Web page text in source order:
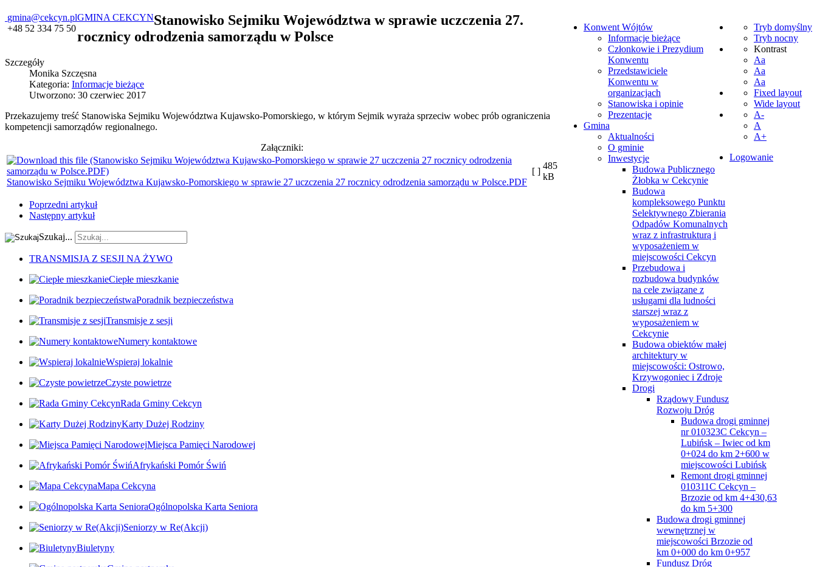
gmina@cekcyn.pl
+48 52 334 75 50
Tryb domyślny
Tryb nocny
Kontrast
Aa
Aa
Aa
Fixed layout
Wide layout
A-
A
A+
Logowanie
GMINA CEKCYN
Konwent Wójtów
Informacje bieżące
Członkowie i Prezydium
Konwentu
Przedstawiciele
Konwentu w
organizacjach
Stanowiska i opinie
Prezentacje
Gmina
Aktualności
O gminie
Inwestycje
Budowa Publicznego
Żłobka w Cekcynie
Budowa
kompleksowego Punktu
Selektywnego Zbierania
Odpadów Komunalnych
wraz z infrastrukturą i
wyposażeniem w
miejscowości Cekcyn
Przebudowa i
rozbudowa budynków
na cele związane z
usługami dla ludności
starszej wraz z
wyposażeniem w
Cekcynie
Budowa obiektów małej
architektury w
miejscowości: Ostrowo,
Krzywogoniec i Zdroje
Drogi
Rządowy Fundusz
Rozwoju Dróg
Budowa drogi gminnej
nr 010323C Cekcyn –
Lubińsk – Iwiec od km
0+024 do km 2+600 w
miejscowości Lubińsk
Remont drogi gminnej
010311C Cekcyn –
Brzozie od km 4+430,63
do km 5+300
Budowa drogi gminnej
wewnętrznej w
miejscowości Brzozie od
km 0+000 do km 0+957
Fundusz Dróg
Stanowisko Sejmiku Województwa w sprawie uczczenia 27.
rocznicy odrodzenia samorządu w Polsce
Szczegóły
Monika Szczęsna
Kategoria: Informacje bieżące
Utworzono: 30 czerwiec 2017
Przekazujemy treść Stanowiska Sejmiku Województwa Kujawsko-Pomorskiego, w którym Sejmik wyraża sprzeciw wobec prób ograniczenia
kompetencji samorządów regionalnego.
Załączniki:
Stanowisko Sejmiku Województwa Kujawsko-Pomorskiego w sprawie 27 uczczenia 27 rocznicy odrodzenia samorządu w Polsce.PDF
[ ]
485
kB
Poprzedni artykuł
Następny artykuł
Szukaj...
TRANSMISJA Z SESJI NA ŻYWO
Ciepłe mieszkanie
Poradnik bezpieczeństwa
Transmisje z sesji
Numery kontaktowe
Wspieraj lokalnie
Czyste powietrze
Rada Gminy Cekcyn
Karty Dużej Rodziny
Miejsca Pamięci Narodowej
Afrykański Pomór Świń
Mapa Cekcyna
Ogólnopolska Karta Seniora
Seniorzy w Re(Akcji)
Biuletyny